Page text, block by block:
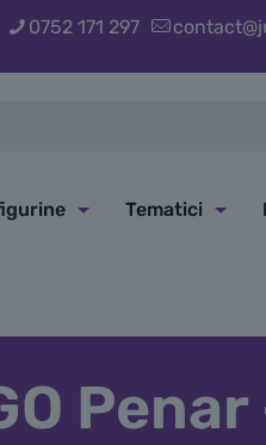
0752 171 297
Tematici